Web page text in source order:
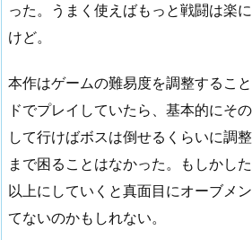
った。うまく使えばもっと戦闘は楽
けど。
本作はゲームの難易度を調整するこ
ドでプレイしていたら、基本的にそ
して行けばボスは倒せるくらいに調
まで困ることはなかった。もしかし
以上にしていくと真面目にオーブメ
てないのかもしれない。